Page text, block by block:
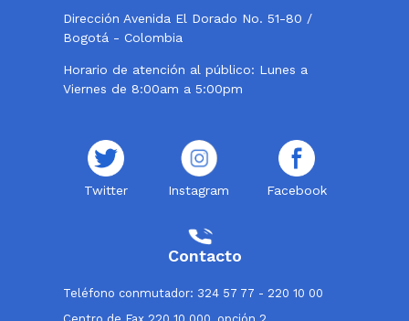
Dirección Avenida El Dorado No. 51-80 /
Bogotá - Colombia
Horario de atención al público: Lunes a
Viernes de 8:00am a 5:00pm
Twitter Instagram Facebook
Contacto
Teléfono conmutador: 324 57 77 - 220 10 00